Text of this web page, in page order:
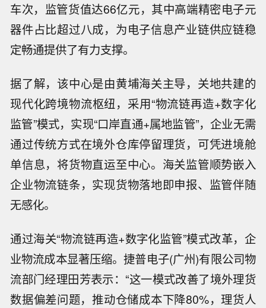
车次，监管货值达66亿元，其中高端精密电子元
器件占比超过八成，为电子信息产业链供应链稳
定畅通提供了有力支撑。
据了解，该中心是由黄埔海关主导，关地共建的
现代化跨境物流枢纽，采用“物流链再造+数字化
监管”模式，实现“口岸直通+属地监管”，企业无需
通过传统方式在境外仓库停留理货，可凭进境舱
单信息，将货物直运至中心。海关监管顺势嵌入
企业物流链条，实现货物落地即申报、监管伴随
无感化。
通过海关“物流链再造+数字化监管”模式改革，企
业物流成本显著压缩。捷普电子(广州)有限公司物
流部门经理田芳表示：“这一模式改善了境外理货
数据偏差问题，推动仓储成本下降80%，理货人